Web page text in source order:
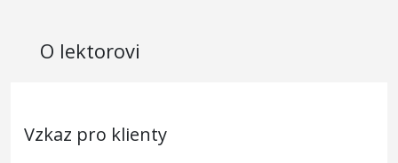
O lektorovi
Vzkaz pro klienty